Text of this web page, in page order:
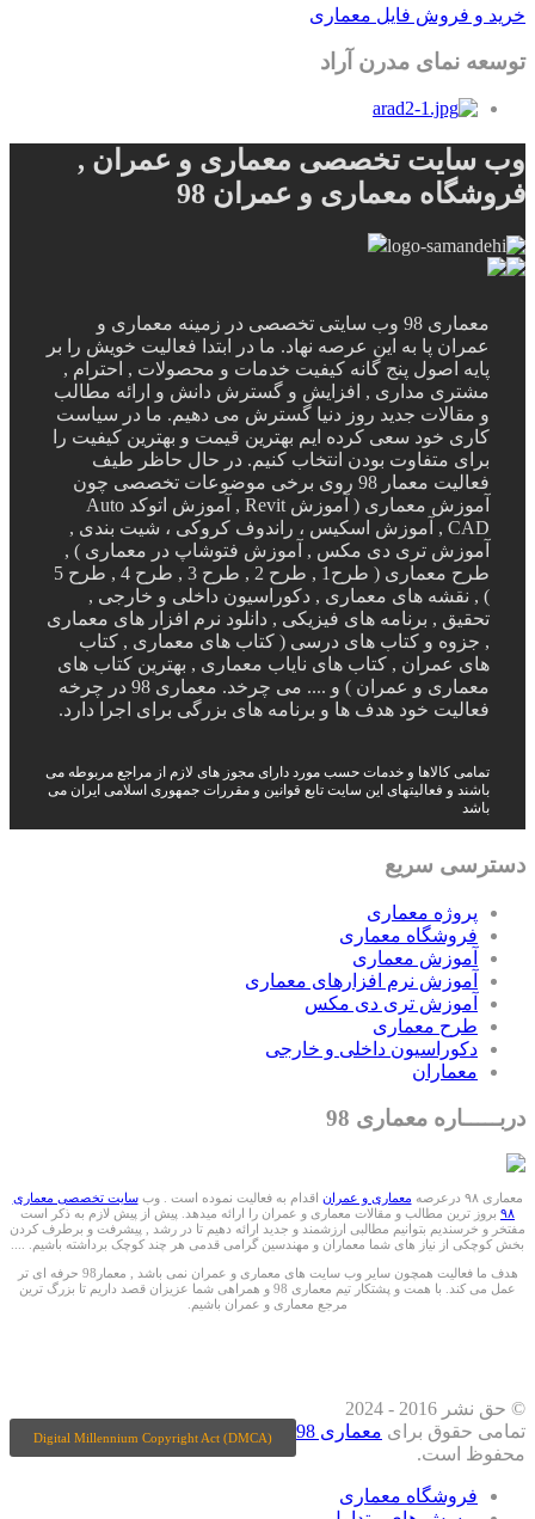
خرید و فروش فایل معماری
توسعه نمای مدرن آراد
وب سایت تخصصی معماری و عمران ,
فروشگاه معماری و عمران 98
معماری 98 وب سایتی تخصصی در زمینه معماری و
عمران پا به این عرصه نهاد. ما در ابتدا فعالیت خویش را بر
پایه اصول پنج گانه کیفیت خدمات و محصولات , احترام ,
مشتری مداری , افزایش و گسترش دانش و ارائه مطالب
و مقالات جدید روز دنیا گسترش می دهیم. ما در سیاست
کاری خود سعی کرده ایم بهترین قیمت و بهترین کیفیت را
برای متفاوت بودن انتخاب کنیم. در حال حاظر طیف
فعالیت معمار 98 روی برخی موضوعات تخصصی چون
آموزش معماری ( آموزش Revit , آموزش اتوکد Auto
CAD , آموزش اسکیس ، راندوف کروکی ، شیت بندی ,
آموزش تری دی مکس , آموزش فتوشاپ در معماری ) ,
طرح معماری ( طرح1 , طرح 2 , طرح 3 , طرح 4 , طرح 5
) , نقشه های معماری , دکوراسیون داخلی و خارجی ,
تحقیق , برنامه های فیزیکی , دانلود نرم افزار های معماری
, جزوه و کتاب های درسی ( کتاب های معماری , کتاب
های عمران , کتاب های نایاب معماری , بهترین کتاب های
معماری و عمران ) و .... می چرخد. معماری 98 در چرخه
فعالیت خود هدف ها و برنامه های بزرگی برای اجرا دارد.
تمامی کالاها و خدمات حسب مورد دارای مجوز های لازم از مراجع مربوطه می
باشند و فعالیتهای این سایت تابع قوانین و مقررات جمهوری اسلامی ایران می
باشد
دسترسی سریع
پروژه معماری
فروشگاه معماری
آموزش معماری
آموزش نرم افزارهای معماری
آموزش تری دی مکس
طرح معماری
دکوراسیون داخلی و خارجی
معماران
دربـــــاره معماری 98
معماری ۹۸ درعرصه معماری و عمران اقدام به فعالیت نموده است . وبسایت تخصصی معماری
۹۸ بروز ترین مطالب و مقالات معماری و عمران را ارائه میدهد. پیش از پیش لازم به ذکر است
مفتخر و خرسندیم بتوانیم مطالبی ارزشمند و جدید ارائه دهیم تا در رشد , پیشرفت و برطرف کردن
بخش کوچکی از نیاز های شما معماران و مهندسین گرامی قدمی هر چند کوچک برداشته باشیم. ....
هدف ما فعالیت همچون سایر وب سایت های معماری و عمران نمی باشد , معمار98 حرفه ای تر
عمل می کند. با همت و پشتکار تیم معماری 98 و همراهی شما عزیزان قصد داریم تا بزرگ ترین
مرجع معماری و عمران باشیم.
Digital Millennium Copyright Act (DMCA)
© حق نشر 2016 - 2024
تمامی حقوق برای معماری 98
محفوظ است.
فروشگاه معماری